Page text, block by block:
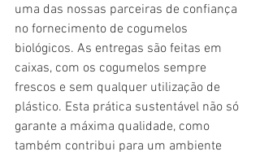
uma das nossas parceiras de confiança
no fornecimento de cogumelos
biológicos. As entregas são feitas em
caixas, com os cogumelos sempre
frescos e sem qualquer utilização de
plástico. Esta prática sustentável não só
garante a máxima qualidade, como
também contribui para um ambiente